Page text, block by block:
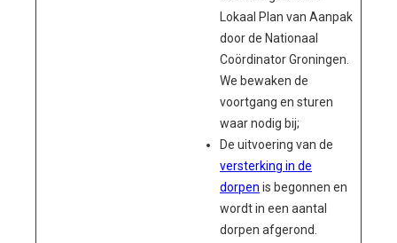
Lokaal Plan van Aanpak
door de Nationaal
Coördinator Groningen.
We bewaken de
voortgang en sturen
waar nodig bij;
De uitvoering van de
versterking in de
dorpen is begonnen en
wordt in een aantal
dorpen afgerond.